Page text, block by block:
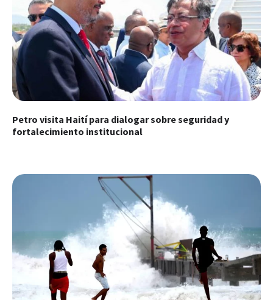
Petro visita Haití para dialogar sobre seguridad y
fortalecimiento institucional